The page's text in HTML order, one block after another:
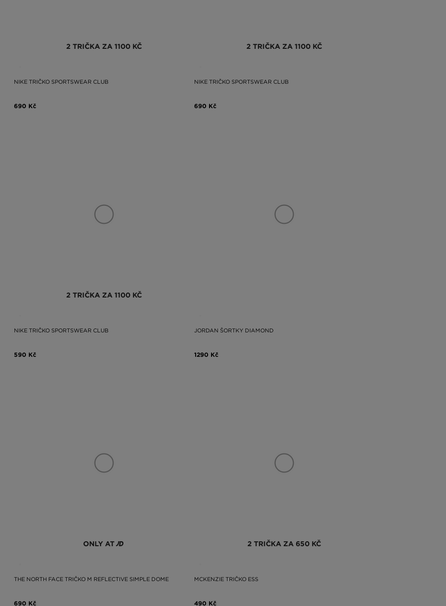
2 TRIČKA ZA 1100 KČ
NIKE TRIČKO SPORTSWEAR CLUB
690 Kč
2 TRIČKA ZA 1100 KČ
NIKE TRIČKO SPORTSWEAR CLUB
690 Kč
2 TRIČKA ZA 1100 KČ
NIKE TRIČKO SPORTSWEAR CLUB
590 Kč
JORDAN ŠORTKY DIAMOND
1290 Kč
ONLY AT
THE NORTH FACE TRIČKO M REFLECTIVE SIMPLE DOME
690 Kč
2 TRIČKA ZA 650 KČ
MCKENZIE TRIČKO ESS
490 Kč